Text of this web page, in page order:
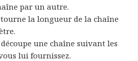
par un autre.
la longueur de la chaîne
découpe une chaîne suivant les
lui fournissez.